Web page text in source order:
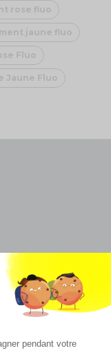
pendant votre
rose fluo
jaune fluo
Fluo
Jaune Fluo
offres du